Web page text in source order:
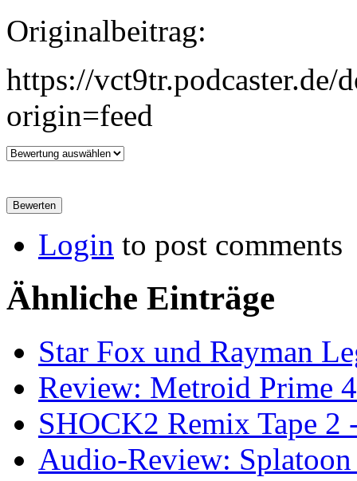
Originalbeitrag:
https://vct9tr.podcaster.de/
origin=feed
Login to post comments
Ähnliche Einträge
Star Fox und Rayman
Review: Metroid Prime
SHOCK2 Remix Tape
Audio-Review: Splatoon